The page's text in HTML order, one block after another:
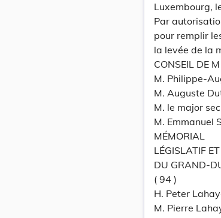
Luxembourg,
Par
pour remplir
la levée de la
CONSEIL DE
M. Philippe-
M. Auguste
M. le major
M. Emmanuel
MÉMORIAL
LÉGISLATIF
DU GRAND-
( 94 )
H. Peter
M. Pierre